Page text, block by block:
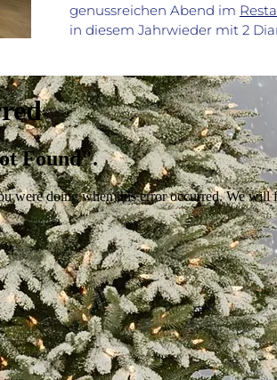
genussreichen Abend im
in diesem Jahrwieder mit 2